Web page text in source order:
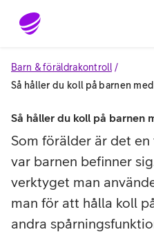
Gå till sidans innehåll
Barn & föräldrakontroll
Så håller du koll på barnen
Så håller du koll på barnen
Som förälder är det
var barnen befinner
verktyget man
man för att hålla koll
andra